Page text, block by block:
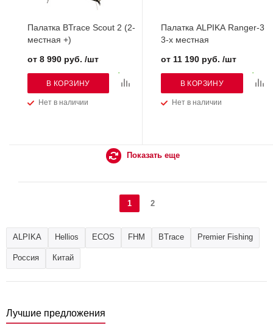
Палатка BTrace Scout 2 (2-
местная +)
Нет в наличии
от 8 990 руб. /шт
В КОРЗИНУ
Палатка ALPIKA Ranger-3
3-х местная
Нет в наличии
от 11 190 руб. /шт
В КОРЗИНУ
Показать еще
1 2
ALPIKA Hellios ECOS FHM BTrace Premier Fishing
Россия Китай
Лучшие предложения